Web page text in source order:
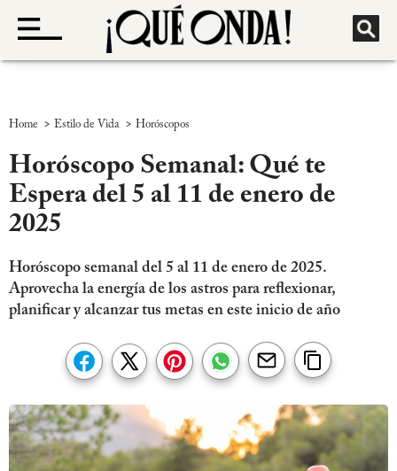
Home > Estilo de Vida > Horóscopos
Horóscopo Semanal: Qué te
Espera del 5 al 11 de enero de
2025
Horóscopo semanal del 5 al 11 de enero de 2025.
Aprovecha la energía de los astros para reflexionar,
planificar y alcanzar tus metas en este inicio de año